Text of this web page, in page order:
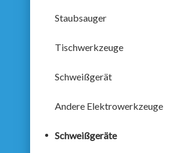
Staubsauger
Tischwerkzeuge
Schweißgerät
Andere Elektrowerkzeuge
Schweißgeräte